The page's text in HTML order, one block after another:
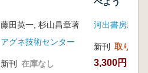
藤田英一, 杉山昌章著
アグネ技術センター
新刊 在庫なし
河出書房新社
新刊 取り寄せ
3,300円